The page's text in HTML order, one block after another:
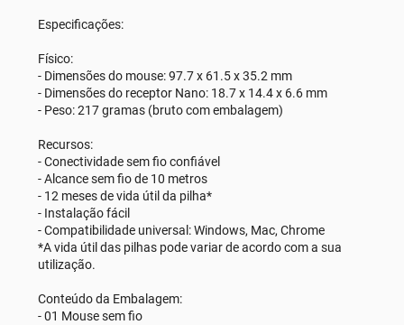
Especificações:
Físico:
- Dimensões do mouse: 97.7 x 61.5 x 35.2 mm
- Dimensões do receptor Nano: 18.7 x 14.4 x 6.6 mm
- Peso: 217 gramas (bruto com embalagem)
Recursos:
- Conectividade sem fio confiável
- Alcance sem fio de 10 metros
- 12 meses de vida útil da pilha*
- Instalação fácil
- Compatibilidade universal: Windows, Mac, Chrome
*A vida útil das pilhas pode variar de acordo com a sua
utilização.
Conteúdo da Embalagem:
- 01 Mouse sem fio